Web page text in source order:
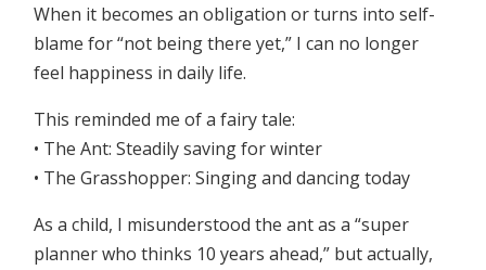
When it becomes an obligation or turns into self-
blame for “not being there yet,” I can no longer
feel happiness in daily life.
This reminded me of a fairy tale:
• The Ant: Steadily saving for winter
• The Grasshopper: Singing and dancing today
As a child, I misunderstood the ant as a “super
planner who thinks 10 years ahead,” but actually,